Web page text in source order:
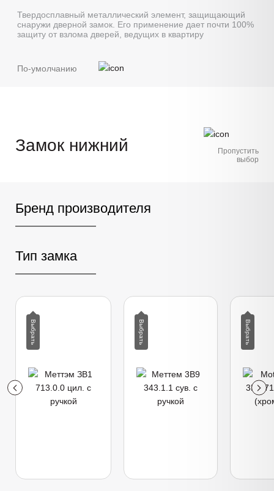
Твердосплавный металлический элемент, защищающий
снаружи дверной замок. Его применение дает почти 100%
защиту от взлома дверей, ведущих в квартиру
По-умолчанию
Замок нижний
Пропустить
выбор
Бренд производителя
Тип замка